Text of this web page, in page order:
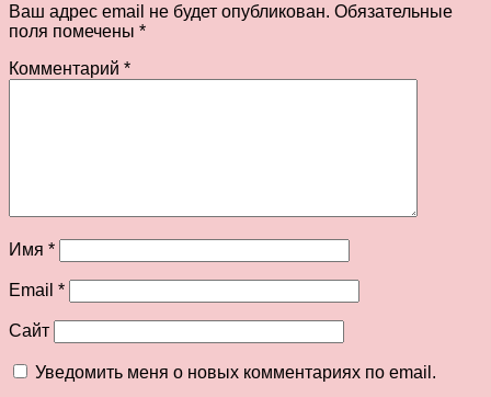
Ваш адрес email не будет опубликован. Обязательные
поля помечены *
Комментарий *
Имя *
Email *
Сайт
Уведомить меня о новых комментариях по email.